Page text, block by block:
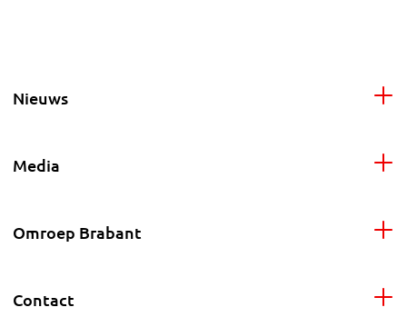
Nieuws
Media
Omroep Brabant
Contact